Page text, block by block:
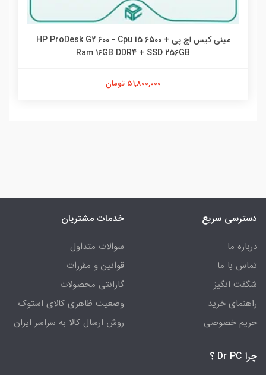
مینی کیس اچ پی HP ProDesk G2 600 - Cpu i5 6500 +
Ram 16GB DDR4 + SSD 256GB
51,800,000 تومان
دسترسی سریع
درباره ما
تماس با ما
شگفت انگیز
راهنمای خرید
حریم خصوصی
خدمات مشتریان
سوالات متداول
قوانین و مقررات
گارانتی محصولات
وضعیت ظاهری کالای استوک
روش ارسال کالا به سراسر ایران
چرا Dr PC ؟